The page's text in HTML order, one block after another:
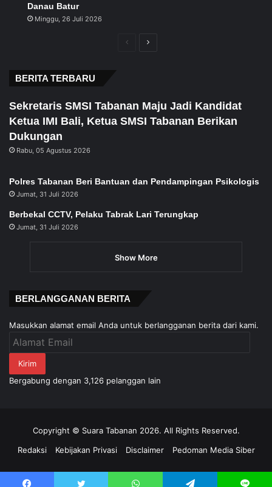
Danau Batur
Minggu, 26 Juli 2026
PreviousNext
BERITA TERBARU
Sekretaris SMSI Tabanan Maju Jadi Kandidat
Ketua IMI Bali, Ketua SMSI Tabanan Berikan
Dukungan
Rabu, 05 Agustus 2026
Polres Tabanan Beri Bantuan dan Pendampingan Psikologis
Jumat, 31 Juli 2026
Berbekal CCTV, Pelaku Tabrak Lari Terungkap
Jumat, 31 Juli 2026
Show More
BERLANGGANAN BERITA
Masukkan alamat email Anda untuk berlangganan berita dari kami.
Alamat
Kirim
Bergabung dengan 3,126 pelanggan lain
Copyright © Suara Tabanan 2026. All Rights Reserved.
Redaksi
Kebijakan Privasi Disclaimer Pedoman Media Siber